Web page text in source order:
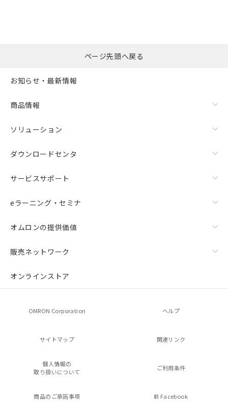
ページ先頭へ戻る
お知らせ・最新情報
商品情報
ソリューション
ダウンロードセンタ
サービスサポート
eラーニング・セミナ
オムロンの提供価値
販売ネットワーク
オンラインストア
OMRON Corporation ヘルプ
サイトマップ 関連リンク
個人情報の
取り扱いについて
ご利用条件
商品のご承諾事項 Facebook